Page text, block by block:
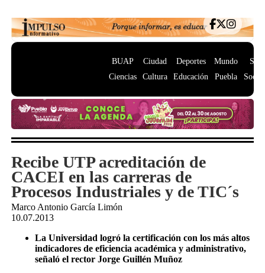
BUAP
Ciencias
Ciudad
Cultura
Deportes
Educación
Mundo
Puebla
Recibe UTP acreditación de
CACEI en las carreras de
Procesos Industriales y de TIC´s
Marco Antonio García Limón
10.07.2013
La Universidad logró la certificación con los más altos
indicadores de eficiencia académica y administrativo,
señaló el rector Jorge Guillén Muñoz